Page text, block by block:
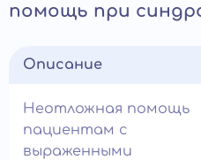
помощь при
Описание
Неотложная помощь
пациентам с
выраженными